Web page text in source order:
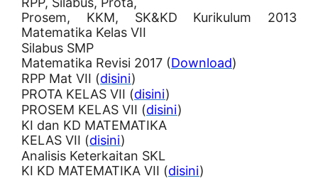
Prosem, KKM, SK&KD Kurikulum 2013
Matematika Kelas VII
Silabus SMP
Matematika Revisi 2017 (Download)
RPP Mat VII (disini)
PROTA KELAS VII (disini)
PROSEM KELAS VII (disini)
KI dan KD MATEMATIKA
KELAS VII (disini)
Analisis Keterkaitan SKL
KI KD MATEMATIKA VII (disini)